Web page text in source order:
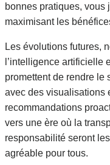
bonnes pratiques, vous
maximisant les
Les évolutions futures,
l’intelligence artificielle
promettent de rendre le
avec des visualisations
recommandations
vers une ère où la
responsabilité seront
agréable pour tous.